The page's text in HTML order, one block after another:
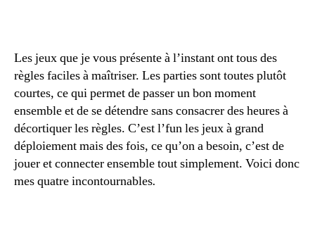
Les jeux que je vous présente à l’instant ont tous des
règles faciles à maîtriser. Les parties sont toutes plutôt
courtes, ce qui permet de passer un bon moment
ensemble et de se détendre sans consacrer des heures à
décortiquer les règles. C’est l’fun les jeux à grand
déploiement mais des fois, ce qu’on a besoin, c’est de
jouer et connecter ensemble tout simplement. Voici donc
mes quatre incontournables.